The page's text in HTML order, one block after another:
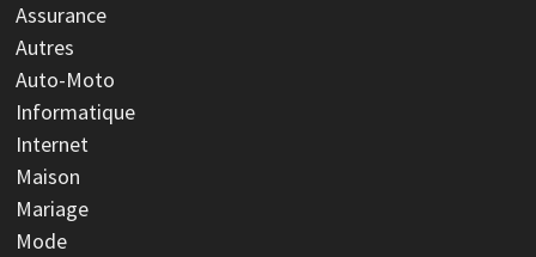
Assurance
Autres
Auto-Moto
Informatique
Internet
Maison
Mariage
Mode